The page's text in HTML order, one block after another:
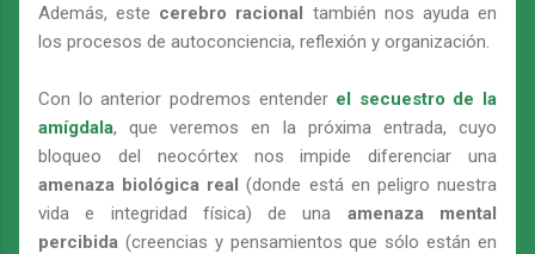
Además, este cerebro racional también nos ayuda en
los procesos de autoconciencia, reflexión y organización.
Con lo anterior podremos entender el secuestro de la
amígdala, que veremos en la próxima entrada, cuyo
bloqueo del neocórtex nos impide diferenciar una
amenaza biológica real (donde está en peligro nuestra
vida e integridad física) de una amenaza mental
percibida (creencias y pensamientos que sólo están en